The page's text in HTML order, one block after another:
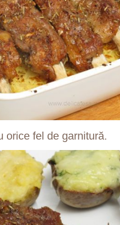
orice fel de garnitură.